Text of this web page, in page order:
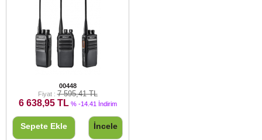
00448
Fiyat : 7 595,41 TL
6 638,95 TL% -14.41 İndirim
Sepete Ekle İncele